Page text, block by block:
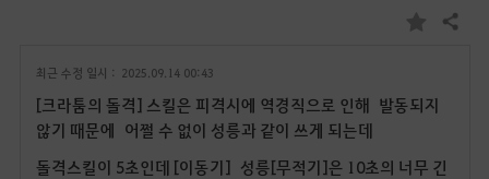
즐
기
공유하기
최근 수정 일시 : 2025.09.14 00:43
[크라툼의 돌격] 스킬은 피격시에 역경직으로 인해 발동되지
않기 때문에 어쩔 수 없이 성릉과 같이 쓰게 되는데
돌격스킬이 5초인데 [이동기] 성릉[무적기]은 10초의 너무 긴